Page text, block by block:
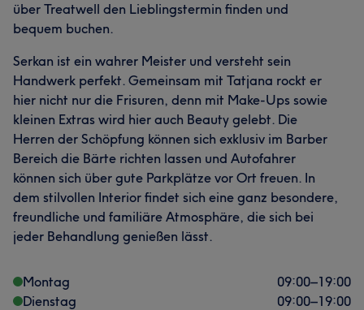
über Treatwell den Lieblingstermin finden und
bequem buchen.
Serkan ist ein wahrer Meister und versteht sein
Handwerk perfekt. Gemeinsam mit Tatjana rockt er
hier nicht nur die Frisuren, denn mit Make-Ups sowie
kleinen Extras wird hier auch Beauty gelebt. Die
Herren der Schöpfung können sich exklusiv im Barber
Bereich die Bärte richten lassen und Autofahrer
können sich über gute Parkplätze vor Ort freuen. In
dem stilvollen Interior findet sich eine ganz besondere,
freundliche und familiäre Atmosphäre, die sich bei
jeder Behandlung genießen lässt.
Montag 09:00–19:00
Dienstag
09:00–19:00